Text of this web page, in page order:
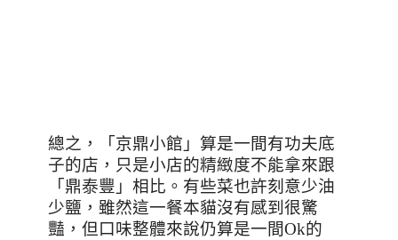
總之，「京鼎小館」算是一間有功夫底
子的店，只是小店的精緻度不能拿來跟
「鼎泰豐」相比。有些菜也許刻意少油
少鹽，雖然這一餐本貓沒有感到很驚
豔，但口味整體來說仍算是一間Ok的